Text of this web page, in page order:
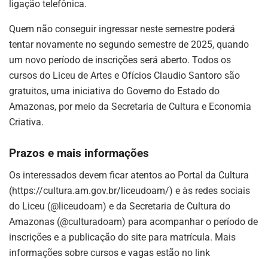
ligação telefônica.
Quem não conseguir ingressar neste semestre poderá
tentar novamente no segundo semestre de 2025, quando
um novo período de inscrições será aberto. Todos os
cursos do Liceu de Artes e Ofícios Claudio Santoro são
gratuitos, uma iniciativa do Governo do Estado do
Amazonas, por meio da Secretaria de Cultura e Economia
Criativa.
Prazos e mais informações
Os interessados devem ficar atentos ao Portal da Cultura
(https://cultura.am.gov.br/liceudoam/) e às redes sociais
do Liceu (@liceudoam) e da Secretaria de Cultura do
Amazonas (@culturadoam) para acompanhar o período de
inscrições e a publicação do site para matrícula. Mais
informações sobre cursos e vagas estão no link